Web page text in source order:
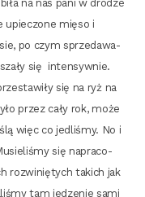
na nas pani w dro­dze
upie­czo­ne mię­so i
po czym sprze­da­wa­
się inten­syw­nie.
się na ryż na
przez cały rok, może
więc co jedli­śmy. No i
się napra­co­
roz­wi­nię­tych takich jak
tam jedze­nie sami